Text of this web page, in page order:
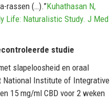
rassen (…).”Kuhathasan N,
Life: Naturalistic Study. J Med
studie
slapeloosheid en oraal
National Institute of Integrative
15 mg/ml CBD voor 2 weken